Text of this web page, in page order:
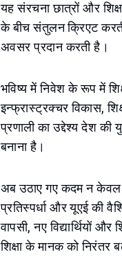
यह संरचना छात्रों और
के बीच संतुलन क्रिएट
अवसर प्रदान करती है।
भविष्य में निवेश के रूप में
इन्फ्रास्ट्रक्चर विकास,
प्रणाली का उद्देश्य देश की
बनाना है।
अब उठाए गए कदम न केवल
प्रतिस्पर्धा और यूएई की
वापसी, नए विद्यार्थियों
शिक्षा के मानक को निरंतर